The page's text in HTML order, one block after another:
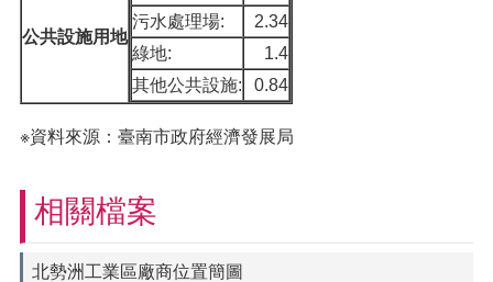
公共設施用地
污水處理場:
2.34
綠地:
1.4
其他公共設施:
0.84
※資料來源：臺南市政府經濟發展局
相關檔案
北勢洲工業區廠商位置簡圖